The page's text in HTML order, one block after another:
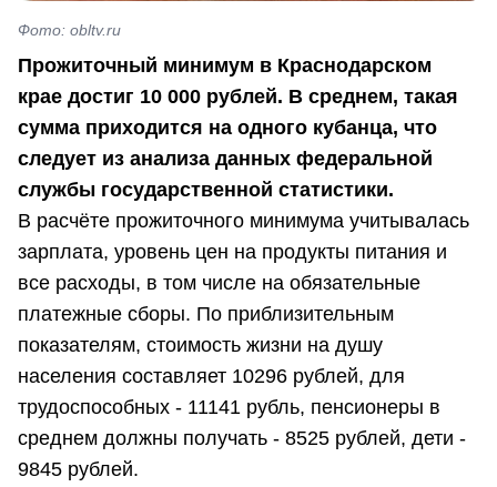
Фото: obltv.ru
Прожиточный минимум в Краснодарском
крае достиг 10 000 рублей. В среднем, такая
сумма приходится на одного кубанца, что
следует из анализа данных федеральной
службы государственной статистики.
В расчёте прожиточного минимума учитывалась
зарплата, уровень цен на продукты питания и
все расходы, в том числе на обязательные
платежные сборы. По приблизительным
показателям, стоимость жизни на душу
населения составляет 10296 рублей, для
трудоспособных - 11141 рубль, пенсионеры в
среднем должны получать - 8525 рублей, дети -
9845 рублей.